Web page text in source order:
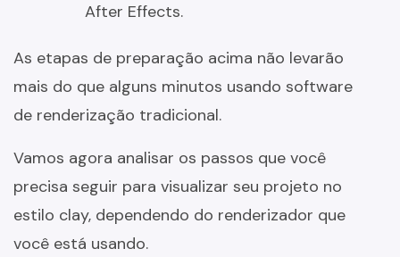
After Effects.
As etapas de preparação acima não levarão
mais do que alguns minutos usando software
de renderização tradicional.
Vamos agora analisar os passos que você
precisa seguir para visualizar seu projeto no
estilo clay, dependendo do renderizador que
você está usando.